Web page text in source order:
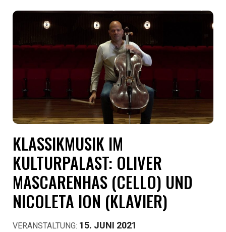
KLASSIKMUSIK IM
KULTURPALAST: OLIVER
MASCARENHAS (CELLO) UND
NICOLETA ION (KLAVIER)
15. JUNI 2021